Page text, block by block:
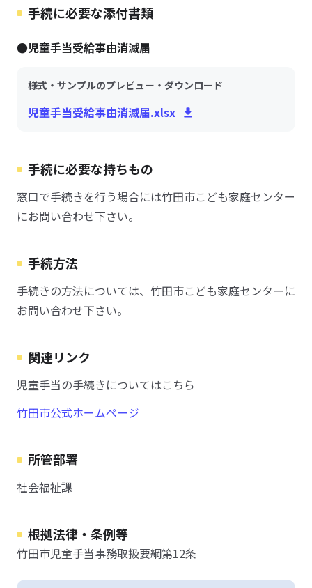
手続に必要な添付書類
●児童手当受給事由消滅届
様式・サンプルのプレビュー・ダウンロード
児童手当受給事由消滅届.xlsx
手続に必要な持ちもの
窓口で手続きを行う場合には竹田市こども家庭センター
にお問い合わせ下さい。
手続方法
手続きの方法については、竹田市こども家庭センターに
お問い合わせ下さい。
関連リンク
児童手当の手続きについてはこちら
竹田市公式ホームページ
所管部署
社会福祉課
根拠法律・条例等
竹田市児童手当事務取扱要綱第12条